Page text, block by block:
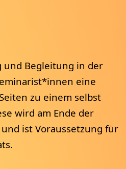
und Begleitung in der
eine
zu einem selbst
wird am Ende der
ist Voraussetzung für